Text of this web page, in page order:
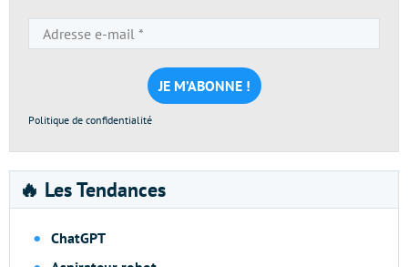
e-
mail
*
Politique de confidentialité
🔥 Les Tendances
ChatGPT